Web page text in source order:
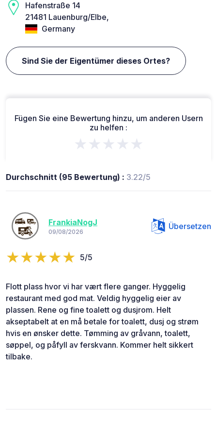
Hafenstraße 14
21481 Lauenburg/Elbe,
Germany
Sind Sie der Eigentümer dieses Ortes?
Fügen Sie eine Bewertung hinzu, um anderen Usern
zu helfen :
★★★★★
Durchschnitt (95 Bewertung) : 3.22/5
FrankiaNogJ
09/08/2026
Übersetzen
5/5
Flott plass hvor vi har vært flere ganger. Hyggelig
restaurant med god mat. Veldig hyggelig eier av
plassen. Rene og fine toalett og dusjrom. Helt
akseptabelt at en må betale for toalett, dusj og strøm
hvis en ønsker dette. Tømming av gråvann, toalett,
søppel, og påfyll av ferskvann. Kommer helt sikkert
tilbake.